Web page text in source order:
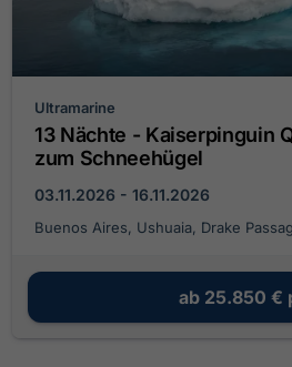
Ultramarine
13 Nächte - Kaiserpinguin
zum Schneehügel
03.11.2026 - 16.11.2026
Buenos Aires, Ushuaia, Drake
ab 25.850 €